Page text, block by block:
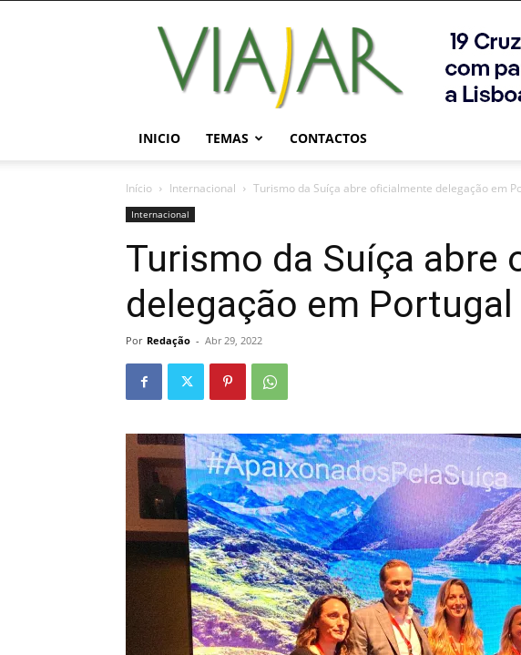
Viajar
Magazine
Online
INICIO TEMAS CONTACTOS
Início Internacional Turismo da Suíça abre oficialmente delegação em
Internacional
Turismo da Suíça abre
delegação em Portugal
Por Redação - Abr 29, 2022